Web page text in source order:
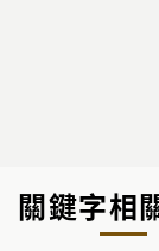
關鍵字相